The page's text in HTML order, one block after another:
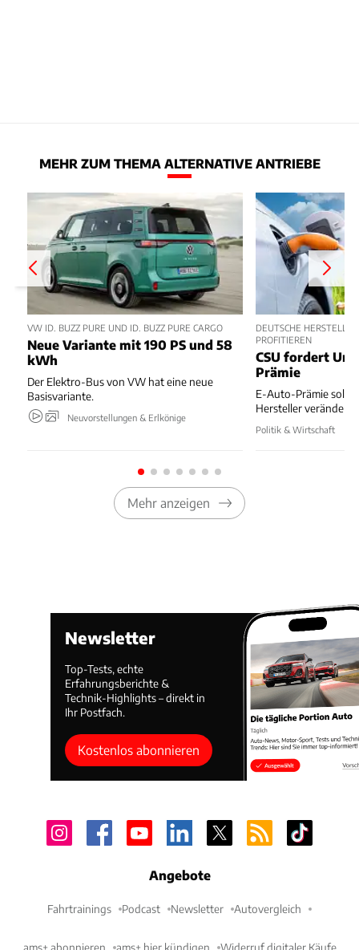
MEHR ZUM THEMA ALTERNATIVE ANTRIEBE
VW ID. BUZZ PURE UND ID. BUZZ PURE CARGO
Neue Variante mit 190 PS und 58
kWh
Der Elektro-Bus von VW hat eine neue
Basisvariante.
Neuvorstellungen & Erlkönige
DEUTSCHE
PROFITIEREN
CSU fordert
Prämie
E-Auto-Prämie soll
Hersteller verändert
Politik & Wirtschaft
Mehr anzeigen
Newsletter
Top-Tests, echte
Erfahrungsberichte &
Technik-Highlights – direkt in
Ihr Postfach.
Kostenlos abonnieren
Angebote
Fahrtrainings Podcast Newsletter Autovergleich